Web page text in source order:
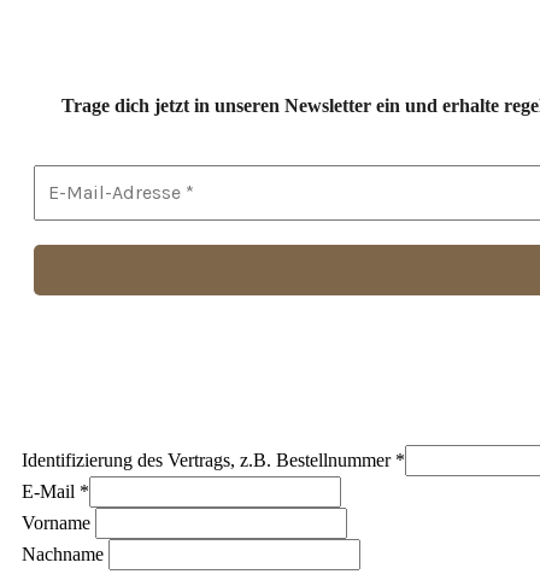
Trage dich jetzt in unseren Newsletter ein und erhalte
Identifizierung des Vertrags, z.B. Bestellnummer *
E-Mail *
E-
Mail
(wiederholen)*
Vorname
Nachname